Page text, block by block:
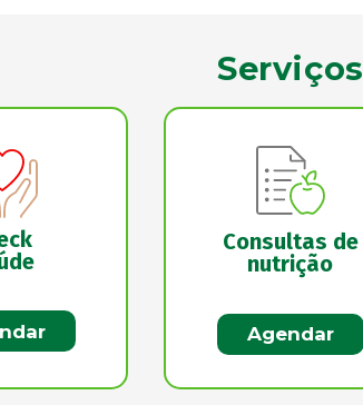
Serviços
Consultas de
nutrição
Agendar